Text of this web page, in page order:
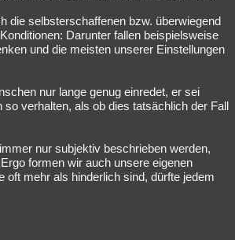
die selbsterschaffenen bzw. überwiegend
Darunter fallen beispielsweise
und die meisten unserer Einstellungen
nur lange genug einredet, er sei
verhalten, als ob dies tatsächlich der Fall
nur subjektiv beschrieben werden,
formen wir auch unsere eigenen
oft mehr als hinderlich sind, dürfte jedem